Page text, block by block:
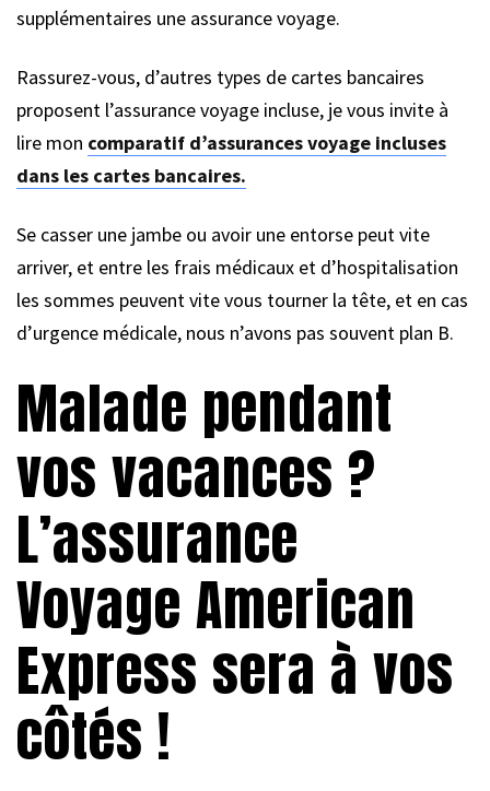
supplémentaires une assurance voyage.
Rassurez-vous, d’autres types de cartes bancaires
proposent l’assurance voyage incluse, je vous invite à
lire mon comparatif d’assurances voyage incluses
dans les cartes bancaires.
Se casser une jambe ou avoir une entorse peut vite
arriver, et entre les frais médicaux et d’hospitalisation
les sommes peuvent vite vous tourner la tête, et en cas
d’urgence médicale, nous n’avons pas souvent plan B.
Malade pendant
vos vacances ?
L’assurance
Voyage American
Express sera à vos
côtés !